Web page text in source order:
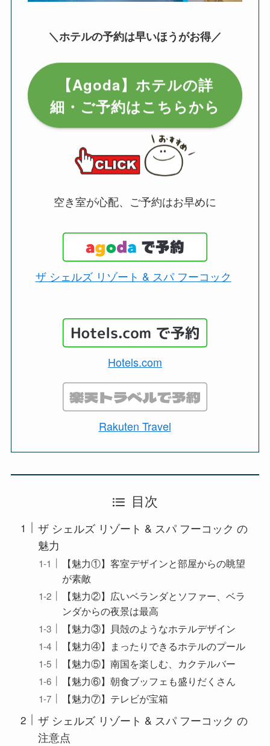
＼ホテルの予約は早いほうがお得／
【Agoda】ホテルの詳
細・ご予約はこちらから
空き室が心配、ご予約はお早めに
ザ シェルズ リゾート & スパ フーコック
Hotels.com
Rakuten Travel
目次
ザ シェルズ リゾート & スパ フーコック の
魅力
【魅力①】客室デザインと部屋からの眺望
が素敵
【魅力②】広いベランダとソファー、ベラ
ンダからの夜景は最高
【魅力③】貝殻のようなホテルデザイン
【魅力④】まったりできるホテルのプール
【魅力⑤】南国を楽しむ、カクテルバー
【魅力⑥】朝食ブッフェも盛りだくさん
【魅力⑦】テレビが宝箱
ザ シェルズ リゾート & スパ フーコック の
注意点